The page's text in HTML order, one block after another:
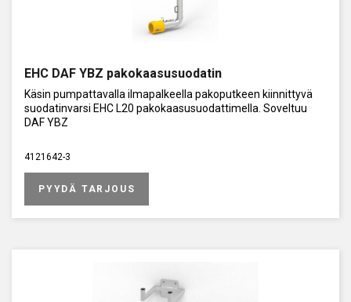
EHC DAF YBZ pakokaasusuodatin
Käsin pumpattavalla ilmapalkeella pakoputkeen kiinnittyvä
suodatinvarsi EHC L20 pakokaasusuodattimella. Soveltuu
DAF YBZ
4121642-3
PYYDÄ TARJOUS